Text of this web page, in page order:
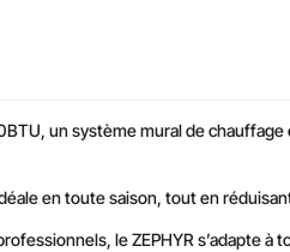
un système mural de
en toute saison, tout en
le ZEPHYR s’adapte